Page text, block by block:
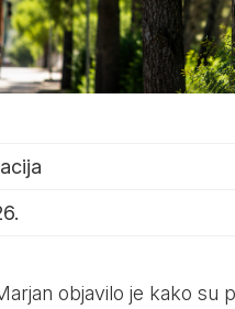
objavilo je kako su